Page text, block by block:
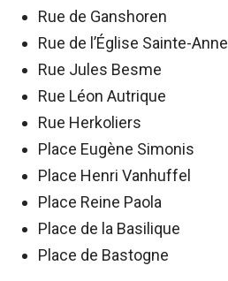
Rue de Ganshoren
Rue de l’Église Sainte-Anne
Rue Jules Besme
Rue Léon Autrique
Rue Herkoliers
Place Eugène Simonis
Place Henri Vanhuffel
Place Reine Paola
Place de la Basilique
Place de Bastogne